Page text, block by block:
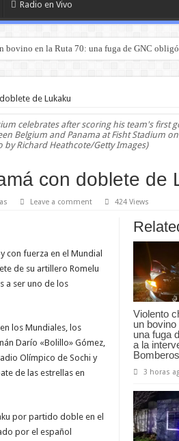
Radio en Vivo
bovino en la Ruta 70: una fuga de GNC
de Lukaku
celebrates after scoring his team's first
Belgium and Panama at Fisht Stadium
by Richard Heathcote/Getty Images)
con doblete de
Leave a comment 424 Views
Violento
un bovino
una fuga
a la
Bomberos
3 horas
con fuerza en el Mundial
de su artillero Romelu
a ser uno de los
los Mundiales, los
Darío «Bolillo» Gómez,
Olímpico de Sochi y
de las estrellas en
por partido doble en el
por el español